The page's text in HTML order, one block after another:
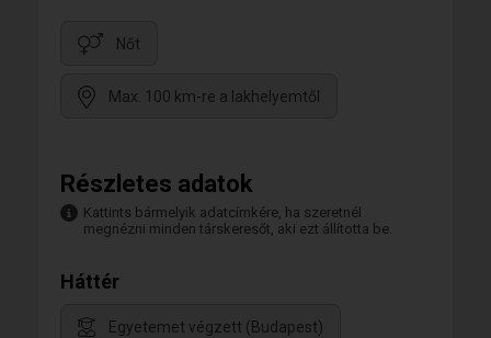
Nőt
Max. 100 km-re a lakhelyemtől
Részletes adatok
Kattints bármelyik adatcímkére, ha szeretnél
megnézni minden társkeresőt, aki ezt állította be.
Háttér
Egyetemet végzett (Budapest)